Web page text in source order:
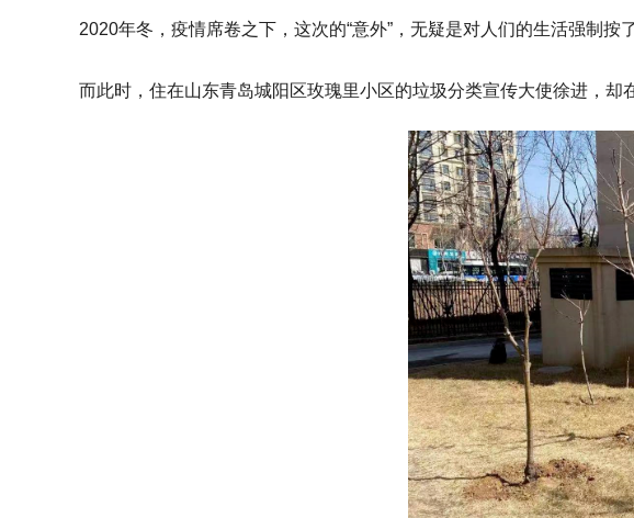
2020年冬，疫情席卷之下，这次的“意外”，无疑是对人们的生活强制
而此时，住在山东青岛城阳区玫瑰里小区的垃圾分类宣传大使徐进，